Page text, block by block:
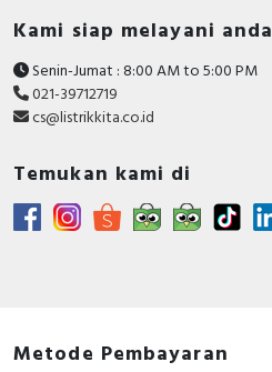
Kami siap melayani anda
Senin-Jumat : 8:00 AM to 5:00 PM
021-39712719
cs@listrikkita.co.id
Temukan kami di
Metode Pembayaran